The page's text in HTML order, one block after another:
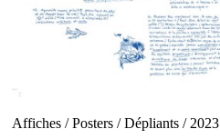
Affiches / Posters / Dépliants / 2023